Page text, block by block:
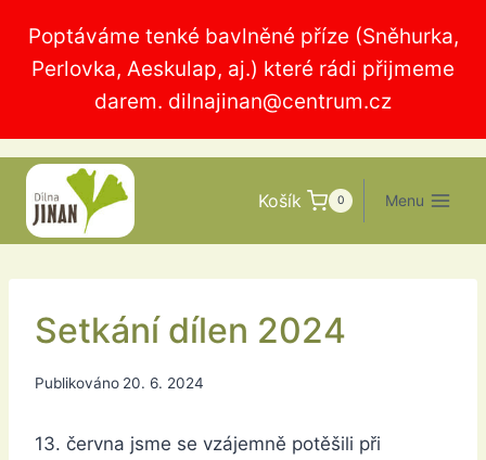
obsah
Poptáváme tenké bavlněné příze (Sněhurka,
Perlovka, Aeskulap, aj.) které rádi přijmeme
darem. dilnajinan@centrum.cz
Košík 0 Menu
Setkání dílen 2024
Publikováno 20. 6. 2024
13. června jsme se vzájemně potěšili při